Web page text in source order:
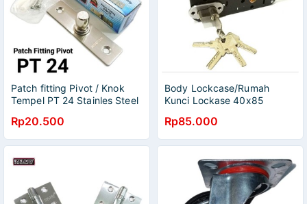
Patch fitting Pivot / Knok
Tempel PT 24 Stainles Steel
Rp20.500
Body Lockcase/Rumah
Kunci Lockase 40x85
Rp85.000